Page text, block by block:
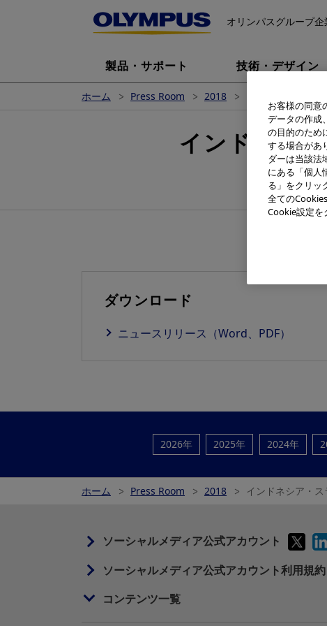
オリンパスグループ企
製品・サポート 技術・デザイン
ホーム Press Room 2018
インドネシ
オ
ダウンロード
ニュースリリース（Word、PDF）
2026年 2025年 2024年
ホーム Press Room 2018 インドネシア・
ソーシャルメディア公式アカウント
ソーシャルメディア公式アカウント利用規約
コンテンツ一覧
お客様の同意
データの作成
の目的のため
する場合があ
ダーは当該法
にある「個人
る」をクリッ
全ての
Cookie設定を